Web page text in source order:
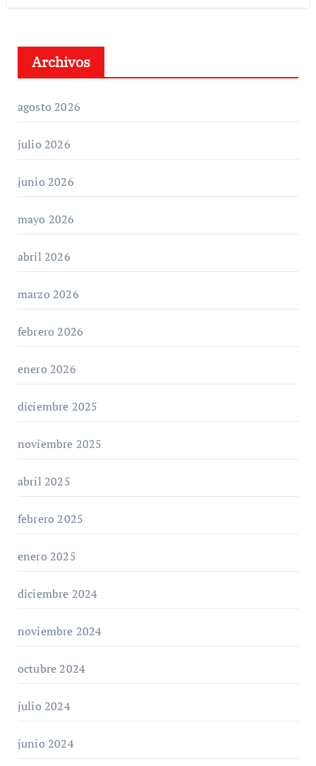
Archivos
agosto 2026
julio 2026
junio 2026
mayo 2026
abril 2026
marzo 2026
febrero 2026
enero 2026
diciembre 2025
noviembre 2025
abril 2025
febrero 2025
enero 2025
diciembre 2024
noviembre 2024
octubre 2024
julio 2024
junio 2024